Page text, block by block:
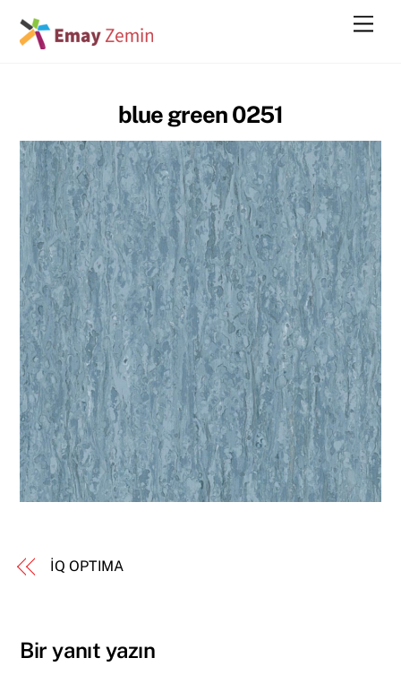
blue green 0251
İQ OPTIMA
Bir yanıt yazın